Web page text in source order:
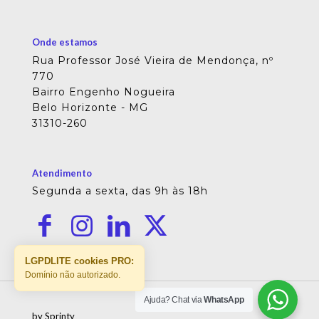
Onde estamos
Rua Professor José Vieira de Mendonça, nº
770
Bairro Engenho Nogueira
Belo Horizonte - MG
31310-260
Atendimento
Segunda a sexta, das 9h às 18h
by Sprinty
Ajuda? Chat viaWhatsApp
LGPDLITE cookies PRO:
Domínio não autorizado.